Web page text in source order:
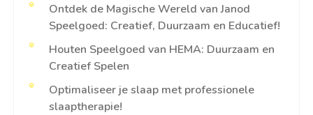
Ontdek de Magische Wereld van Janod
Speelgoed: Creatief, Duurzaam en Educatief!
Houten Speelgoed van HEMA: Duurzaam en
Creatief Spelen
Optimaliseer je slaap met professionele
slaaptherapie!